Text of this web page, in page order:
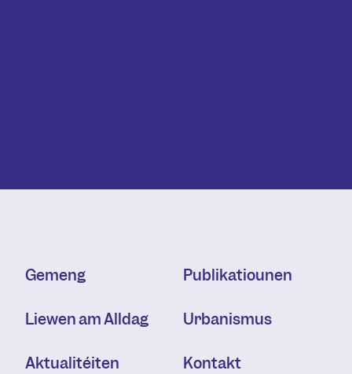
Gemeng
Liewen am Alldag
Aktualitéiten
Publikatiounen
Urbanismus
Kontakt